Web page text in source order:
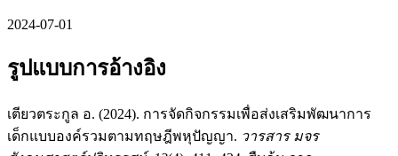
2024-07-01
รูปแบบการอ้างอิง
เตียวตระกูล อ. (2024). การจัดกิจกรรมเพื่อส่งเสริมพัฒนาการ
เด็กแบบองค์รวมตามทฤษฎีพหุปัญญา. วารสาร มจร